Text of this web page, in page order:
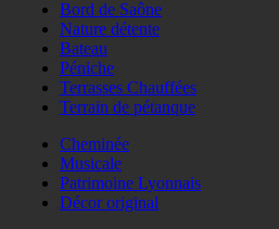
Bord de Saône
Nature détente
Bateau
Péniche
Terrasses Chauffées
Terrain de pétanque
Cheminée
Musicale
Patrimoine Lyonnais
Décor original